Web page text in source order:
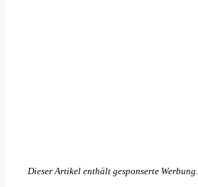
Dieser Artikel enthält gesponserte Werbung.